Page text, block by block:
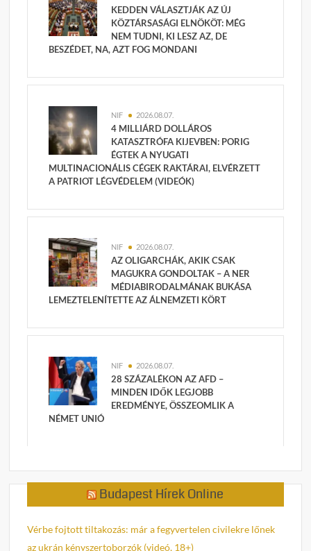
KEDDEN VÁLASZTJÁK AZ ÚJ
KÖZTÁRSASÁGI ELNÖKÖT: MÉG
NEM TUDNI, KI LESZ AZ, DE
BESZÉDET, NA, AZT FOG MONDANI
NIF 2026.08.07.
4 MILLIÁRD DOLLÁROS
KATASZTRÓFA KIJEVBEN: PORIG
ÉGTEK A NYUGATI
MULTINACIONÁLIS CÉGEK RAKTÁRAI, ELVÉRZETT
A PATRIOT LÉGVÉDELEM (VIDEÓK)
NIF 2026.08.07.
AZ OLIGARCHÁK, AKIK CSAK
MAGUKRA GONDOLTAK – A NER
MÉDIABIRODALMÁNAK BUKÁSA
LEMEZTELENÍTETTE AZ ÁLNEMZETI KÖRT
NIF 2026.08.07.
28 SZÁZALÉKON AZ AFD –
MINDEN IDŐK LEGJOBB
EREDMÉNYE, ÖSSZEOMLIK A
NÉMET UNIÓ
Budapest Hírek Online
Vérbe fojtott tiltakozás: már a fegyvertelen civilekre lőnek
az ukrán kényszertoborzók (videó, 18+)